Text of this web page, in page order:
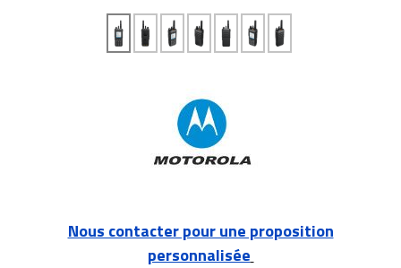
Nous contacter pour une proposition
personnalisée